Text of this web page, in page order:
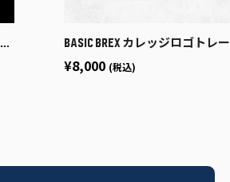
BASIC BREX カレッジロゴトレーナー（袖ピス）
¥8,000 (税込)